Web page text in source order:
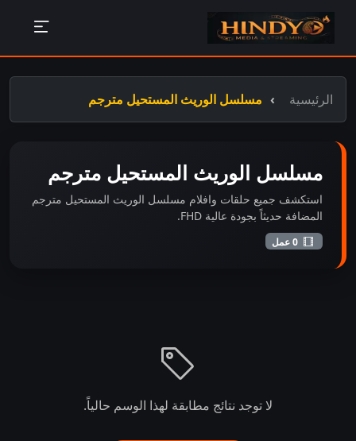
الرئيسية مسلسل الوريث المستحيل مترجم
مسلسل الوريث المستحيل مترجم
استكشف جميع حلقات وافلام مسلسل الوريث المستحيل مترجم
المضافة حديثاً بجودة عالية FHD.
لا توجد نتائج مطابقة لهذا الوسم حالياً.